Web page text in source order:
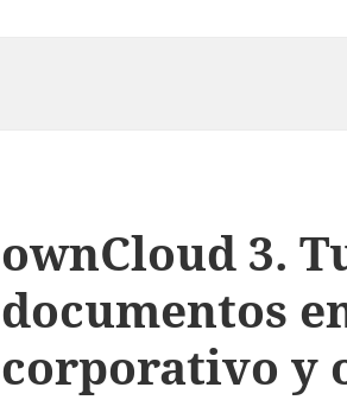
ownCloud 3.
documentos
corporativo y